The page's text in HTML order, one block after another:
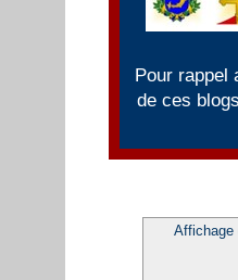
Pour rappel
de ces